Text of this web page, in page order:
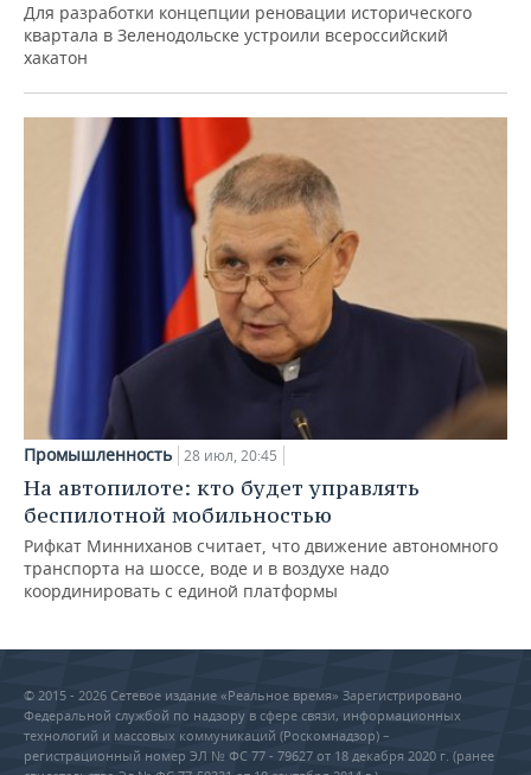
Для разработки концепции реновации исторического
квартала в Зеленодольске устроили всероссийский
хакатон
Промышленность 28 июл, 20:45
На автопилоте: кто будет управлять
беспилотной мобильностью
Рифкат Минниханов считает, что движение автономного
транспорта на шоссе, воде и в воздухе надо
координировать с единой платформы
© 2015 - 2026 Сетевое издание «Реальное время» Зарегистрировано
Федеральной службой по надзору в сфере связи, информационных
технологий и массовых коммуникаций (Роскомнадзор) –
регистрационный номер ЭЛ № ФС 77 - 79627 от 18 декабря 2020 г. (ранее